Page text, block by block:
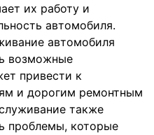
их работу и
автомобиля.
автомобиля
возможные
привести к
и дорогим ремонтным
также
проблемы, которые